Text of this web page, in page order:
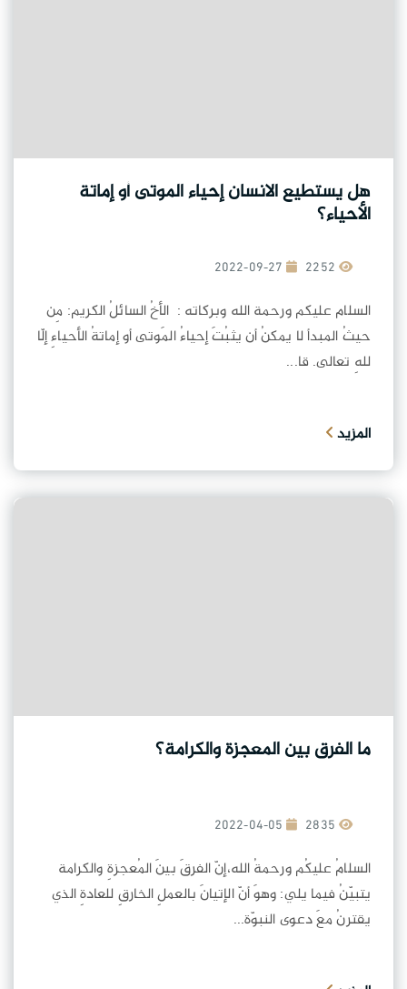
هل يستطيع الانسان إحياء الموتى أو إماتة
الأحياء؟
2022-09-27
السلام عليكم ورحمة الله وبركاته : الأخُ السائلُ الكريم: مِن
حيثُ المبدأ لا يمكنُ أن يثبُتَ إحياءُ المَوتى أو إماتةُ الأحياءِ إلّا
للهِ تعالى. قا...
المزيد
ما الفرق بين المعجزة والكرامة؟
2022-04-05
السلامُ عليكُم ورحمةُ الله،إنّ الفرقَ بينَ المُعجزةِ والكرامة
يتبيّنُ فيما يلي: وهوَ أنّ الإتيانَ بالعملِ الخارقِ للعادةِ الذي
يقترنُ معَ دعوى النبوّة...